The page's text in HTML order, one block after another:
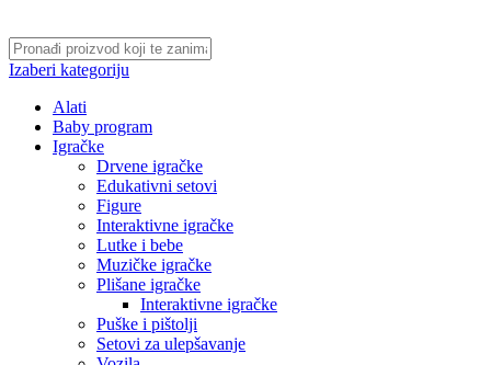
Izaberi kategoriju
Alati
Baby program
Igračke
Drvene igračke
Edukativni setovi
Figure
Interaktivne igračke
Lutke i bebe
Muzičke igračke
Plišane igračke
Interaktivne igračke
Puške i pištolji
Setovi za ulepšavanje